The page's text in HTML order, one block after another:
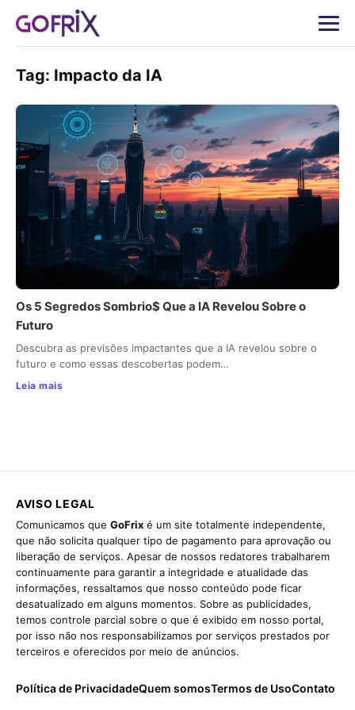
Tag: Impacto da IA
Os 5 Segredos Sombrio$ Que a IA Revelou Sobre o
Futuro
Descubra as previsões impactantes que a IA revelou sobre o
futuro e como essas descobertas podem…
Leia mais
AVISO LEGAL
Comunicamos que GoFrix é um site totalmente independente,
que não solicita qualquer tipo de pagamento para aprovação ou
liberação de serviços. Apesar de nossos redatores trabalharem
continuamente para garantir a integridade e atualidade das
informações, ressaltamos que nosso conteúdo pode ficar
desatualizado em alguns momentos. Sobre as publicidades,
temos controle parcial sobre o que é exibido em nosso portal,
por isso não nos responsabilizamos por serviços prestados por
terceiros e oferecidos por meio de anúncios.
Política de PrivacidadeQuem somosTermos de UsoContato